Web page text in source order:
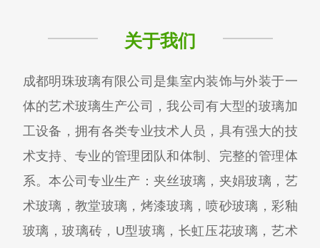
关于我们
成都明珠玻璃有限公司是集室内装饰与外装于一
体的艺术玻璃生产公司，我公司有大型的玻璃加
工设备，拥有各类专业技术人员，具有强大的技
术支持、专业的管理团队和体制、完整的管理体
系。本公司专业生产：夹丝玻璃，夹娟玻璃，艺
术玻璃，教堂玻璃，烤漆玻璃，喷砂玻璃，彩釉
玻璃，玻璃砖，U型玻璃，长虹压花玻璃，艺术